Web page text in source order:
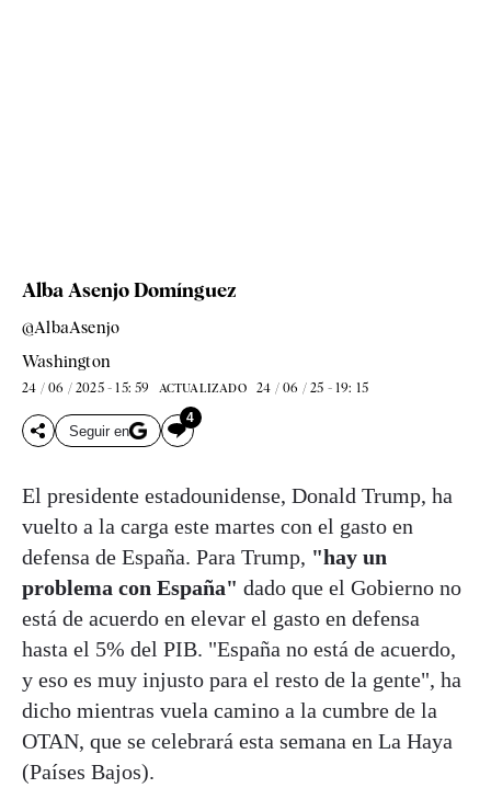
Alba Asenjo Domínguez
@AlbaAsenjo
Washington
24 / 06 / 2025 - 15: 59 ACTUALIZADO 24 / 06 / 25 - 19: 15
Seguir en
4
El presidente estadounidense, Donald Trump, ha
vuelto a la carga este martes con el gasto en
defensa de España. Para Trump, "hay un
problema con España" dado que el Gobierno no
está de acuerdo en elevar el gasto en defensa
hasta el 5% del PIB. "España no está de acuerdo,
y eso es muy injusto para el resto de la gente", ha
dicho mientras vuela camino a la cumbre de la
OTAN, que se celebrará esta semana en La Haya
(Países Bajos).